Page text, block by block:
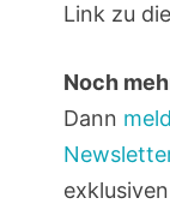
Link zu
Noch
Dann